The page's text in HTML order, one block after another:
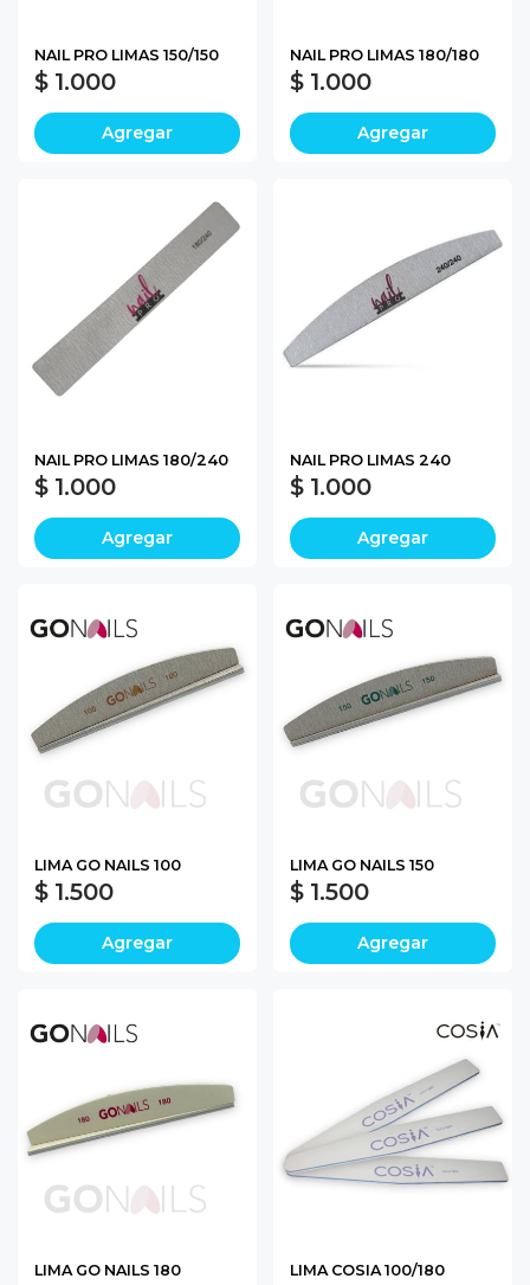
NAIL PRO LIMAS 150/150
$ 1.000
Agregar
NAIL PRO LIMAS 180/180
$ 1.000
Agregar
NAIL PRO LIMAS 180/240
$ 1.000
Agregar
NAIL PRO LIMAS 240
$ 1.000
Agregar
LIMA GO NAILS 100
$ 1.500
Agregar
LIMA GO NAILS 150
$ 1.500
Agregar
LIMA GO NAILS 180 LIMA COSIA 100/180